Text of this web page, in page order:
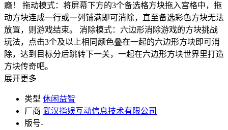
瘾！ 拖动模式：将屏幕下方的3个备选格方块拖入宫格中，拖
动方块连成一行或一列铺满即可消除，直至备选彩色方块无法
放置，则游戏结束。 消除模式：六边形消除游戏的方块挑战
玩法，点击3个及以上相同颜色叠在一起的六边形方块即可消
除，达到目标分后跳转下一关，一起在六边形方块世界里打造
方块传奇吧。
展开更多
类型 休闲益智
厂商 武汉指娱互动信息技术有限公司
版号-